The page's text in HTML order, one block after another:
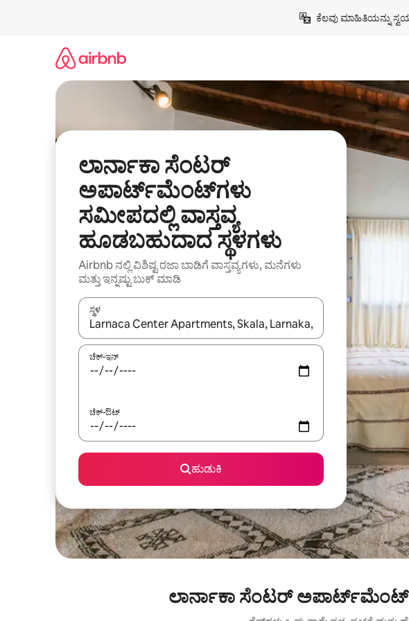
ಕೆಲವು ಮಾಹಿತಿಯನ್ನು
ಲಾರ್ನಾಕಾ ಸೆಂಟರ್
ಅಪಾರ್ಟ್‌ಮೆಂಟ್‌ಗಳು
ಸಮೀಪದಲ್ಲಿ ವಾಸ್ತವ್ಯ
ಹೂಡಬಹುದಾದ ಸ್ಥಳಗಳು
Airbnb ನಲ್ಲಿ ವಿಶಿಷ್ಟ ರಜಾ ಬಾಡಿಗೆ ವಾಸ್ತವ್ಯಗಳು, ಮನೆಗಳು
ಮತ್ತು ಇನ್ನಷ್ಟು ಬುಕ್ ಮಾಡಿ
ಸ್ಥಳ
ಫಲಿತಾಂಶಗಳು ಲಭ್ಯವಿರುವಾಗ, ಅಪ್ ಮತ್ತು ಡೌನ್ ಬಾಣದ ಕೀಲಿಗಳೊಂದಿಗೆ ನ್ಯಾವಿಗೇಟ್ ಮಾಡಿ
ಚೆಕ್-ಇನ್
ಚೆಕ್-ಔಟ್
ಹುಡುಕಿ
ಲಾರ್ನಾಕಾ ಸೆಂಟರ್